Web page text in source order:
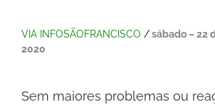
VIA INFOSÃOFRANCISCO /sábado – 22
2020
Sem maiores problemas ou